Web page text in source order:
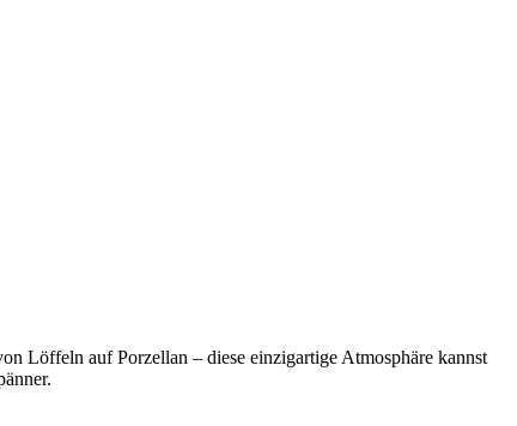
Löffeln auf Porzellan – diese einzigartige Atmosphäre kannst